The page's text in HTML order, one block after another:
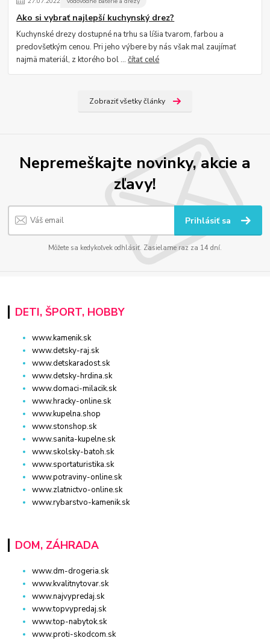
Ako si vybrať najlepší kuchynský drez?
Kuchynské drezy dostupné na trhu sa líšia tvarom, farbou a
predovšetkým cenou. Pri jeho výbere by nás však mal zaujímať
najmä materiál, z ktorého bol ...čítať celé
Zobraziť všetky články
Nepremeškajte novinky, akcie a
zľavy!
Prihlásiť sa
Môžete sa kedykoľvek odhlásiť. Zasielame raz za 14 dní.
DETI, ŠPORT, HOBBY
www.kamenik.sk
www.detsky-raj.sk
www.detskaradost.sk
www.detsky-hrdina.sk
www.domaci-milacik.sk
www.hracky-online.sk
www.kupelna.shop
www.stonshop.sk
www.sanita-kupelne.sk
www.skolsky-batoh.sk
www.sportaturistika.sk
www.potraviny-online.sk
www.zlatnictvo-online.sk
www.rybarstvo-kamenik.sk
DOM, ZÁHRADA
www.dm-drogeria.sk
www.kvalitnytovar.sk
www.najvypredaj.sk
www.topvypredaj.sk
www.top-nabytok.sk
www.proti-skodcom.sk